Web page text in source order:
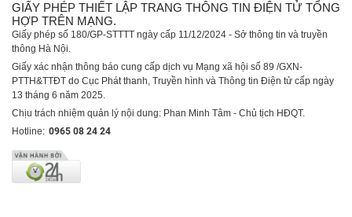
GIẤY PHÉP THIẾT LẬP TRANG THÔNG TIN ĐIỆN TỬ TỔNG
HỢP TRÊN MẠNG.
Giấy phép số 180/GP-STTTT ngày cấp 11/12/2024 - Sở thông tin và truyền
thông Hà Nội.
Giấy xác nhận thông báo cung cấp dịch vụ Mạng xã hội số 89 /GXN-
PTTH&TTĐT do Cục Phát thanh, Truyền hình và Thông tin Điện tử cấp ngày
13 tháng 6 năm 2025.
Chịu trách nhiệm quản lý nội dung: Phan Minh Tâm - Chủ tịch HĐQT.
Hotline: 0965 08 24 24